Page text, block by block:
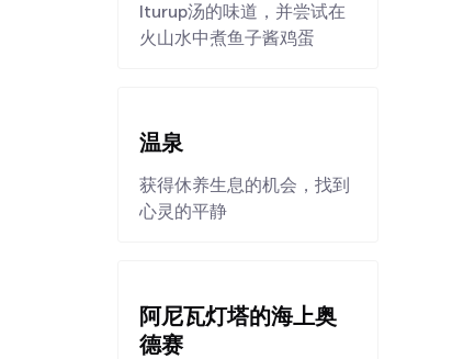
Iturup汤的味道，并尝试在
火山水中煮鱼子酱鸡蛋
温泉
获得休养生息的机会，找到
心灵的平静
阿尼瓦灯塔的海上奥
德赛